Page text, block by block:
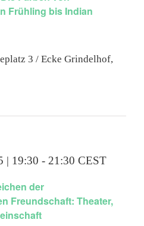
Frühling bis Indian
3 / Ecke Grindelhof,
der
Freundschaft: Theater,
| 19:30 - 21:30 CEST